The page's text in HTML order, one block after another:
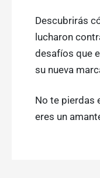
Descubrirás
lucharon
desafíos que
su nueva
No te pierdas
eres un